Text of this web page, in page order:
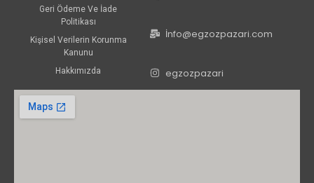
Geri Ödeme Ve İade
Politikası
Kişisel Verilerin Korunma
Kanunu
Hakkımızda
İnfo@egzozpazari.com
egzozpazari